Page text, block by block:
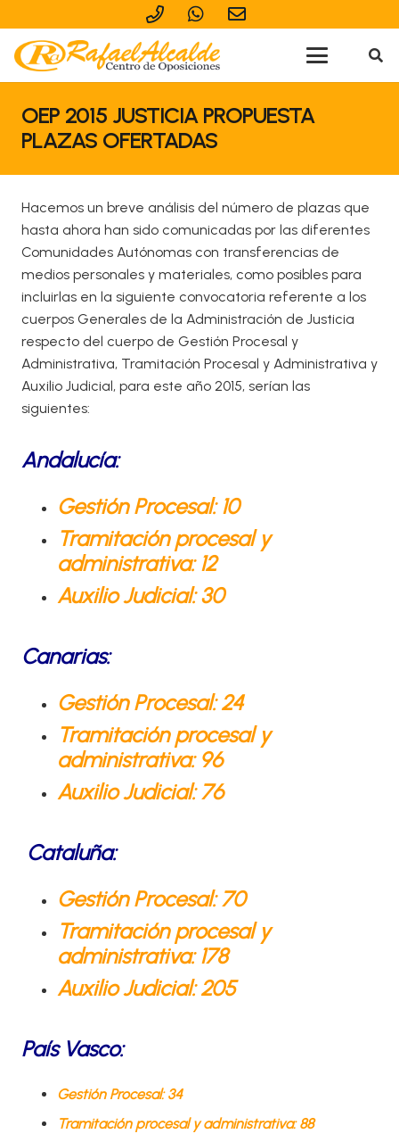
OEP 2015 JUSTICIA PROPUESTA
PLAZAS OFERTADAS
Hacemos un breve análisis del número de plazas que
hasta ahora han sido comunicadas por las diferentes
Comunidades Autónomas con transferencias de
medios personales y materiales, como posibles para
incluirlas en la siguiente convocatoria referente a los
cuerpos Generales de la Administración de Justicia
respecto del cuerpo de Gestión Procesal y
Administrativa, Tramitación Procesal y Administrativa y
Auxilio Judicial, para este año 2015, serían las
siguientes:
Andalucía:
Gestión Procesal: 10
Tramitación procesal y
administrativa: 12
Auxilio Judicial: 30
Canarias:
Gestión Procesal: 24
Tramitación procesal y
administrativa: 96
Auxilio Judicial: 76
Cataluña:
Gestión Procesal: 70
Tramitación procesal y
administrativa: 178
Auxilio Judicial: 205
País Vasco:
Gestión Procesal: 34
Tramitación procesal y administrativa: 88